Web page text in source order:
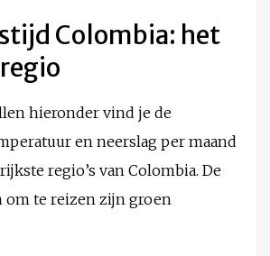
Colombia: het
hieronder vind je de
en neerslag per maand
regio’s van Colombia. De
om te reizen zijn groen